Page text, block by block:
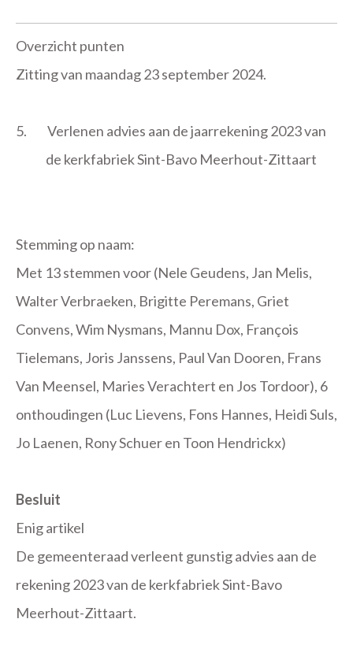
Overzicht punten
Zitting van maandag 23 september 2024.
5.
Verlenen advies aan de jaarrekening 2023 van
de kerkfabriek Sint-Bavo Meerhout-Zittaart
Stemming op naam:
Met 13 stemmen voor (Nele Geudens, Jan Melis,
Walter Verbraeken, Brigitte Peremans, Griet
Convens, Wim Nysmans, Mannu Dox, François
Tielemans, Joris Janssens, Paul Van Dooren, Frans
Van Meensel, Maries Verachtert en Jos Tordoor), 6
onthoudingen (Luc Lievens, Fons Hannes, Heidi Suls,
Jo Laenen, Rony Schuer en Toon Hendrickx)
Besluit
Enig artikel
De gemeenteraad verleent gunstig advies aan de
rekening 2023 van de kerkfabriek Sint-Bavo
Meerhout-Zittaart.